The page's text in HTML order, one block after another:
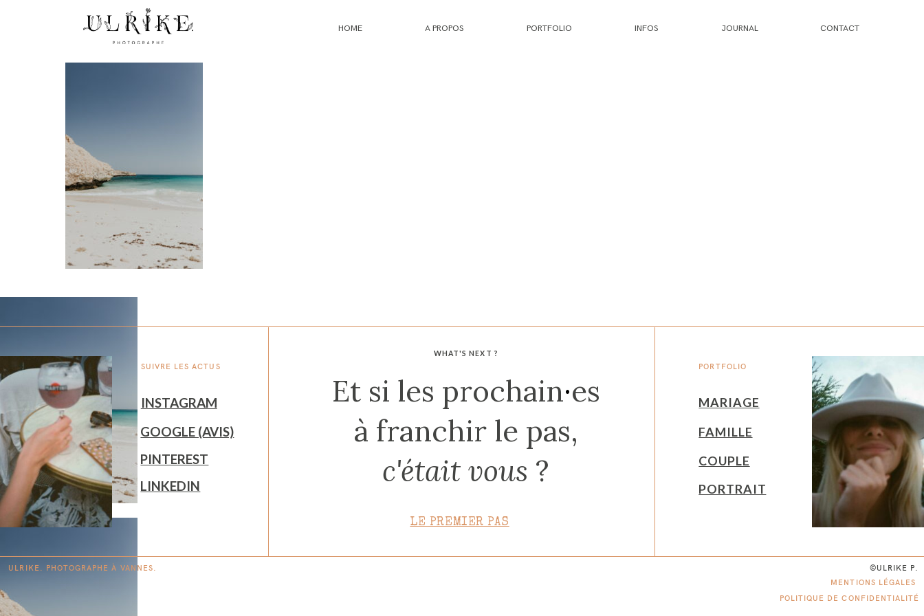
HOME A PROPOS PORTFOLIO INFOS JOURNAL CONTACT
WHAT'S NEXT ?
PORTFOLIO
SUIVRE LES ACTUS
Et si les prochain·es
à franchir le pas,
c'était vous ?
MARIAGE
INSTAGRAM
GOOGLE (AVIS)
FAMILLE
PINTEREST COUPLE
LINKEDIN PORTRAIT
LE PREMIER PAS
©ULRIKE P.
ULRIKE. PHOTOGRAPHE À VAN NES.
MENTIONS LÉGALES
POLITIQUE DE CONFIDENTIALITÉ